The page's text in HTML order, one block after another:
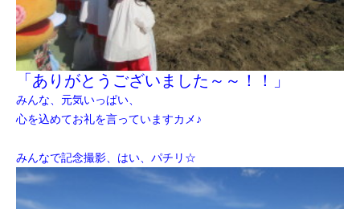
「ありがとうございました～～！！」
みんな、元気いっぱい、
心を込めてお礼を言っていますカメ♪
みんなで記念撮影、はい、パチリ☆